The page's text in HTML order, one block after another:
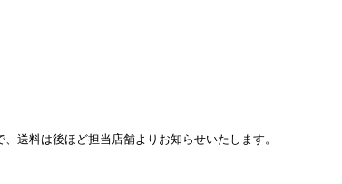
送料は後ほど担当店舗よりお知らせいたします。